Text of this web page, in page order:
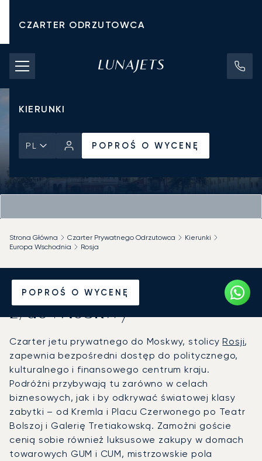
CZARTER ODRZUTOWCA
KOSZTY CZARTERU
PRYWATNE ODRZUTOWCE
KIERUNKI
PL POPROŚ O WYCENĘ
POPROŚ O WYCENĘ
Strona Główna Czarter Prywatnego Odrzutowca
Kierunki
Europa Wschodnia
Rosja
Wynajmij jet prywatny
z/do Moskwy
Czarter jetu prywatnego do Moskwy, stolicyRosji,
zapewnia bezpośredni dostęp do politycznego,
kulturalnego i finansowego centrum kraju.
Podróżni przybywają tu zarówno w celach
biznesowych, jak i by odkrywać światowej klasy
zabytki – od Kremla i Placu Czerwonego po Teatr
Bolszoj i Galerię Tretiakowską. Zamożni goście
cenią sobie również luksusowe zakupy w domach
towarowych GUM i CUM, mistrzowskie pola